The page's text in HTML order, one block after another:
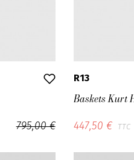
795,00 €
R13
Baskets Kurt
447,50 € TTC